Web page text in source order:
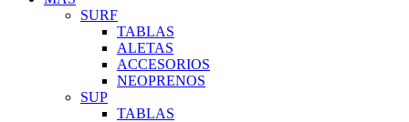
SURF
TABLAS
ALETAS
ACCESORIOS
NEOPRENOS
SUP
TABLAS